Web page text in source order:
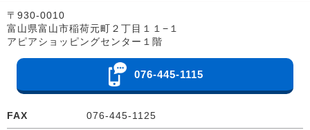
〒930-0010
富山県富山市稲荷元町２丁目１１−１
アピアショッピングセンター１階
076-445-1115
FAX 076-445-1125